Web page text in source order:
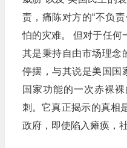
责，痛陈对方的“不负
怕的灾难。 但对于任何
其是秉持自由市场理念
停摆，与其说是美国国
国家功能的一次赤裸
刺。它真正揭示的真相
政府，即使陷入瘫痪，